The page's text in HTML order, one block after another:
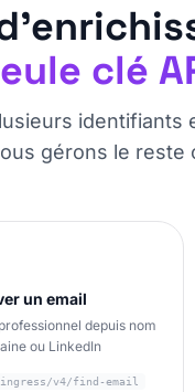
clé
gérons le reste
un email
depuis nom
ou LinkedIn
v4/find-email